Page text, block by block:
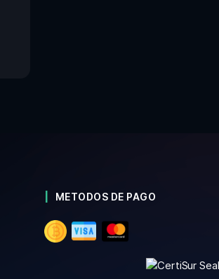
METODOS DE PAGO